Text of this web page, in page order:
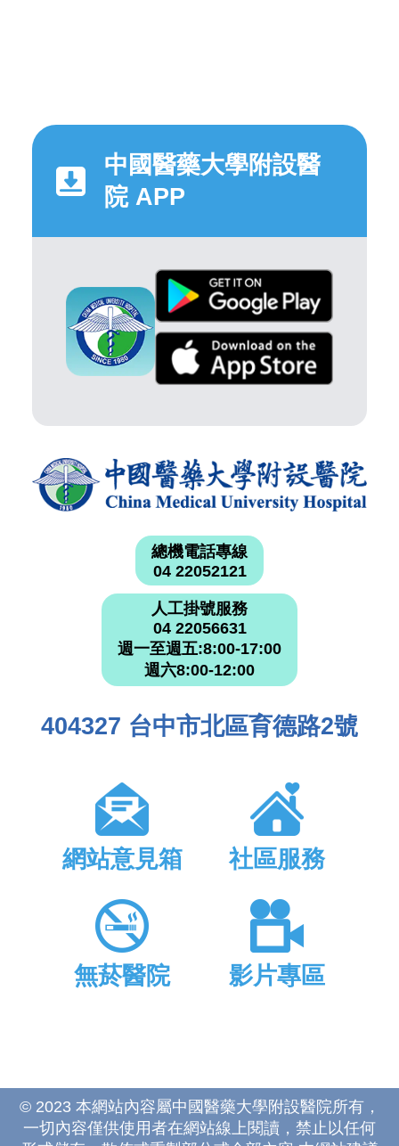
中國醫藥大學附設醫
院 APP
總機電話專線
04 22052121
人工掛號服務
04 22056631
週一至週五:8:00-17:00
週六8:00-12:00
404327 台中市北區育德路2號
網站意見箱 社區服務
無菸醫院 影片專區
© 2023 本網站內容屬中國醫藥大學附設醫院所有，
一切內容僅供使用者在網站線上閱讀，禁止以任何